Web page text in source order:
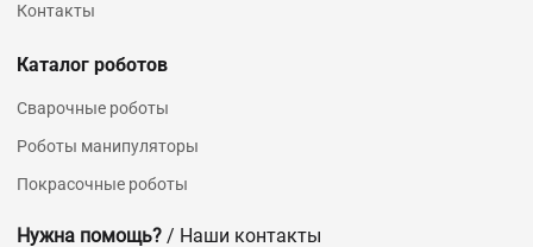
Контакты
Каталог роботов
Сварочные роботы
Роботы манипуляторы
Покрасочные роботы
Нужна помощь? / Наши контакты